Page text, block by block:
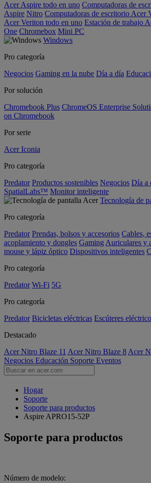
Acer Aspire todo en uno Computadoras de
Aspire Nitro Computadoras de escritorio Acer
Acer Veriton todo en uno Estación de trabajo
One Chromebox Mini PC
Windows
Pro categoría
Negocios Gaming en la nube Día a día
Por solución
Chromebook Plus ChromeOS Enterprise
on Chromebook
Por serie
Acer Iconia
Pro categoría
Predator Productos sostenibles Negocios Día a
SpatialLabs™ Monitor inteligente
Tecnología de
Pro categoría
Predator Prendas, bolsos y accesorios Cables,
acoplamiento y dongles Gaming Auriculares y
mouse y lápiz óptico Dispositivos inteligentes
Pro categoría
Predator Wi-Fi 5G
Pro categoría
Predator Bicicletas eléctricas Escúteres
Destacado
Acer Nitro Blaze 11 Acer Nitro Blaze 8 Acer
Negocios Educación Soporte Eventos
Hogar
Soporte
Soporte para productos
Aspire APRO15-52P
Soporte para productos
Número de modelo: